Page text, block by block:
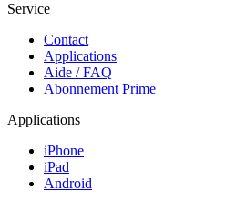
Service
Contact
Applications
Aide / FAQ
Abonnement Prime
Applications
iPhone
iPad
Android